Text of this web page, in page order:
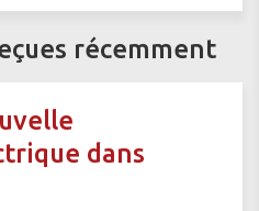
récemment
dans